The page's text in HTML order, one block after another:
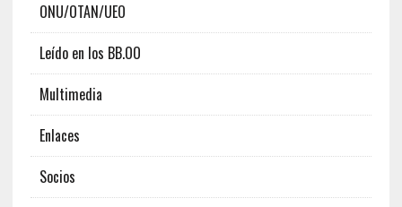
ONU/OTAN/UEO
Leído en los BB.OO
Multimedia
Enlaces
Socios